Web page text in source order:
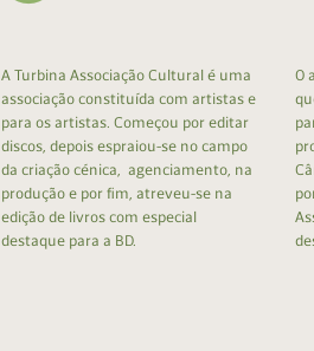
A Turbina Associação Cultural é uma
associação constituída com artistas e
para os artistas. Começou por editar
discos, depois espraiou-se no campo
da criação cénica, agenciamento, na
produção e por fim, atreveu-se na
edição de livros com especial
destaque para a BD.
O